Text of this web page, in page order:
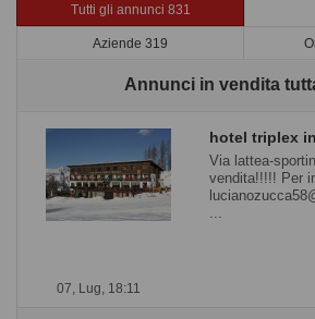
Tutti gli annunci 831
Aziende 319
Annunci in vendita
07, Lug, 18:11
hotel triplex
Via lattea-
vendita!!!!! Per
...